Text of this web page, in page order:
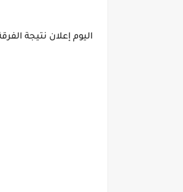
اليوم إعلان نتيجة